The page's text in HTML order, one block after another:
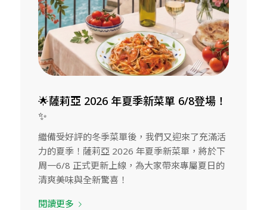
🌟薩莉亞 2026 年夏季新菜單 6/8登場！
✨
繼備受好評的冬季菜單後，我們又迎來了充滿活
力的夏季！薩莉亞 2026 年夏季新菜單，將於下
周一6/8 正式更新上線，為大家帶來專屬夏日的
清爽美味與全新驚喜！
閱讀更多